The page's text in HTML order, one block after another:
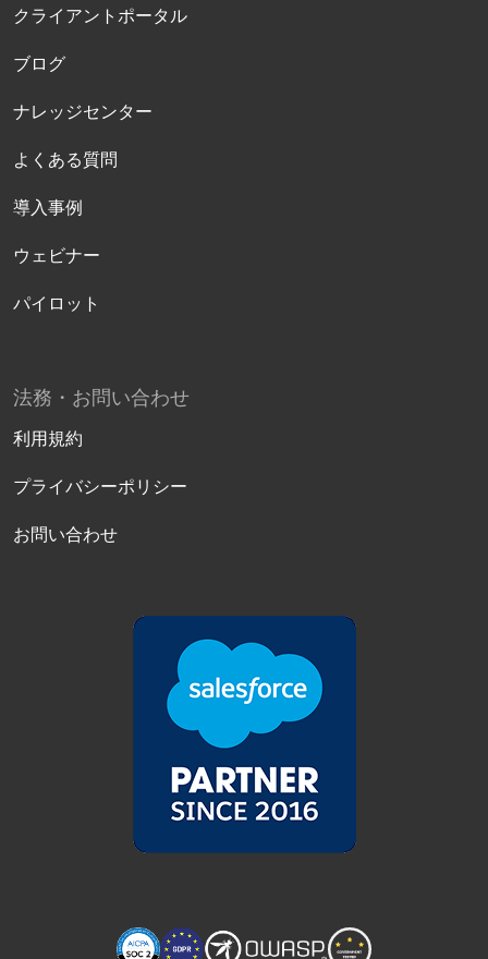
クライアントポータル
ブログ
ナレッジセンター
よくある質問
導入事例
ウェビナー
パイロット
法務・お問い合わせ
利用規約
プライバシーポリシー
お問い合わせ